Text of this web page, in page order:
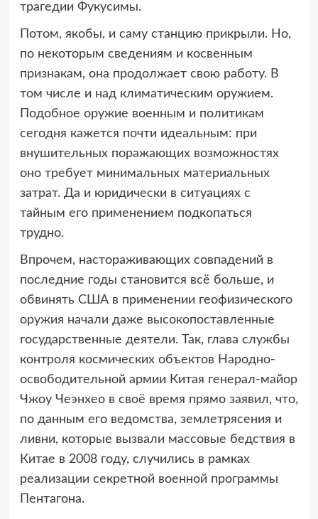
трагедии Фукусимы.
Потом, якобы, и саму станцию прикрыли. Но,
по некоторым сведениям и косвенным
признакам, она продолжает свою работу. В
том числе и над климатическим оружием.
Подобное оружие военным и политикам
сегодня кажется почти идеальным: при
внушительных поражающих возможностях
оно требует минимальных материальных
затрат. Да и юридически в ситуациях с
тайным его применением подкопаться
трудно.
Впрочем, настораживающих совпадений в
последние годы становится всё больше, и
обвинять США в применении геофизического
оружия начали даже высокопоставленные
государственные деятели. Так, глава службы
контроля космических объектов Народно-
освободительной армии Китая генерал-майор
Чжоу Чеэнхео в своё время прямо заявил, что,
по данным его ведомства, землетрясения и
ливни, которые вызвали массовые бедствия в
Китае в 2008 году, случились в рамках
реализации секретной военной программы
Пентагона.